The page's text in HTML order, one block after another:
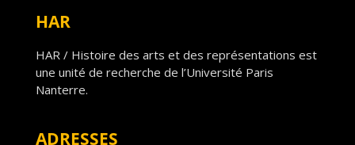
HAR
HAR / Histoire des arts et des représentations est
une unité de recherche de l’Université Paris
Nanterre.
ADRESSES